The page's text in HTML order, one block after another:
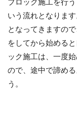
ブロック施工を行
いう流れとなりま
となってきますの
をしてから始める
ック施工は、一度
ので、途中で諦め
う。